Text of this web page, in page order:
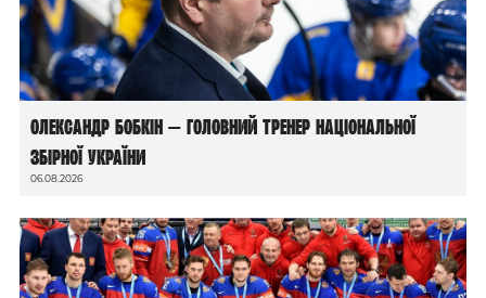
Олександр Бобкін — головний тренер національної
збірної України
06.08.2026